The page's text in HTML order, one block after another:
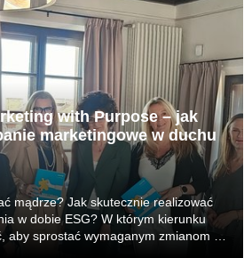
with Purpose – jak
marketingowe w duchu
mądrze? Jak skutecznie realizować
w dobie ESG? W którym kierunku
aby sprostać wymaganym zmianom w